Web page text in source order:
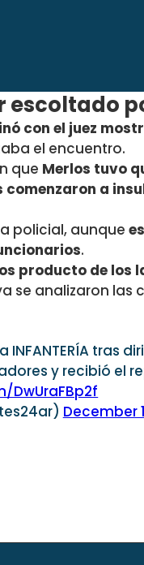
escoltado
con el juez
el encuentro.
que Merlos tuvo
comenzaron a
policial, aunque
.
producto de los
se analizaron las
INFANTERÍA tras
y recibió el
DwUraFBp2f
December